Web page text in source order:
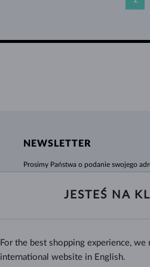
NEWSLETTER
Prosimy Państwa o podanie swojego
umkną Państwa uwadze!
Tak, chcę otrzymywać interesujące
JESTEŚ NA
For the best shopping experience,
international website in English.